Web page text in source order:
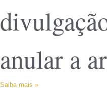
anular a
Saiba mais »